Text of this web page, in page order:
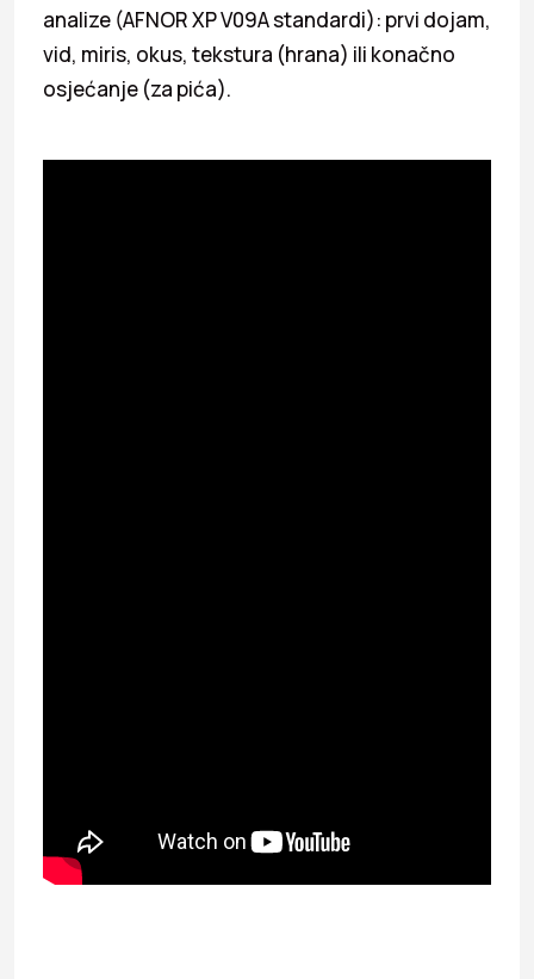
analize (AFNOR XP V09A standardi): prvi dojam,
vid, miris, okus, tekstura (hrana) ili konačno
osjećanje (za pića).